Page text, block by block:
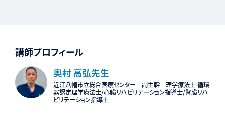
講師プロフィール
奥村 高弘先生
近江八幡市立総合医療センター 副主幹 理学療法士 循環
器認定理学療法士/心臓リハビリテーション指導士/腎臓リハ
ビリテーション指導士